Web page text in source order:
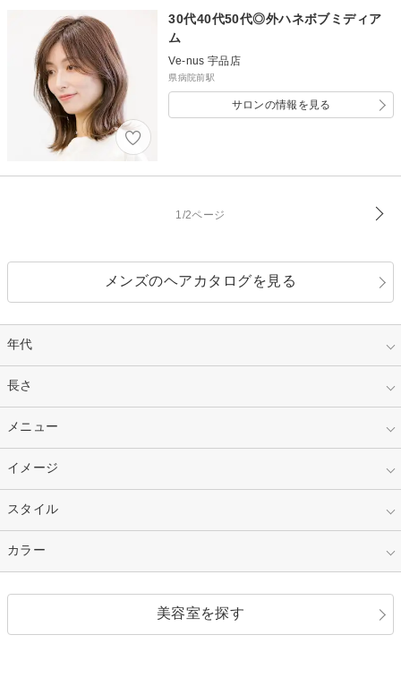
30代40代50代◎外ハネボブミディア
ム
Ve-nus 宇品店
県病院前駅
サロンの情報を見る
1/2ページ
メンズのヘアカタログを見る
年代
指定なし
10代
30代
長さ
指定なし
ショート
セミロング
メニュー
指定なし
カラー
縮毛矯正
イメージ
指定なし
キュート
ストリート
スタイル
指定なし
カラー
美容室を探す